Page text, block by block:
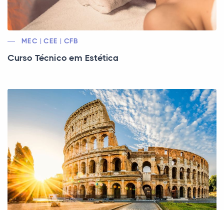
MEC | CEE | CFB
Curso Técnico em Estética